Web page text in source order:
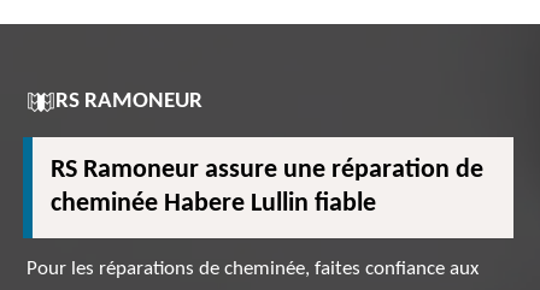
RS RAMONEUR
RS Ramoneur assure une réparation de
cheminée Habere Lullin fiable
Pour les réparations de cheminée, faites confiance aux